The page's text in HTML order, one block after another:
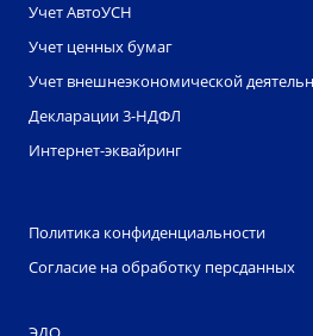
Учет АвтоУСН
Учет ценных бумаг
Учет внешнеэкономической
Декларации 3-НДФЛ
Интернет-эквайринг
Политика конфиденциальности
Согласие на обработку персданных